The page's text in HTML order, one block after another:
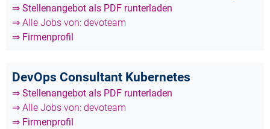
⇒ Stellenangebot als PDF runterladen
⇒ Alle Jobs von: devoteam
⇒ Firmenprofil
DevOps Consultant Kubernetes
⇒ Stellenangebot als PDF runterladen
⇒ Alle Jobs von: devoteam
⇒ Firmenprofil